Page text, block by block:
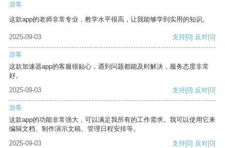
游客
这款app的老师非常专业，教学水平很高，让我能够学到实用的知识。
2025-09-03 支持[0] 反对[0]
游客
这款加速器app的客服很贴心，遇到问题都能及时解决，服务态度非常
好。
2025-09-03
支持[0] 反对[0]
游客
这款app的功能非常强大，可以满足我所有的工作需求。我可以使用它来
编辑文档、制作演示文稿、管理日程安排等。
2025-09-03
支持[0] 反对[0]